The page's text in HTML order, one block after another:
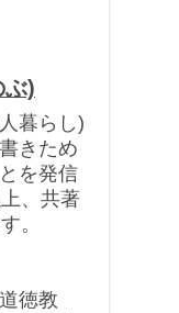
)
暮らし)
きため
を発信
、共著
。
徳教